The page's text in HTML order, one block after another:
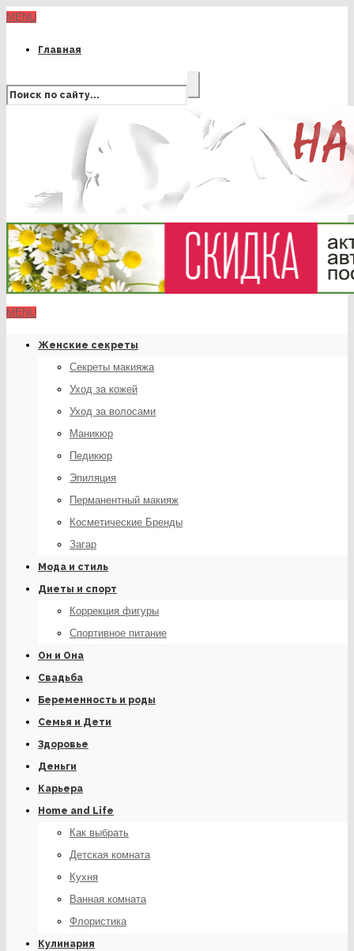
MENU
Главная
MENU
Женские секреты
Секреты макияжа
Уход за кожей
Уход за волосами
Маникюр
Педикюр
Эпиляция
Перманентный макияж
Косметические Бренды
Загар
Мода и стиль
Диеты и спорт
Коррекция фигуры
Спортивное питание
Он и Она
Свадьба
Беременность и роды
Семья и Дети
Здоровье
Деньги
Карьера
Home and Life
Как выбрать
Детская комната
Кухня
Ванная комната
Флористика
Кулинария